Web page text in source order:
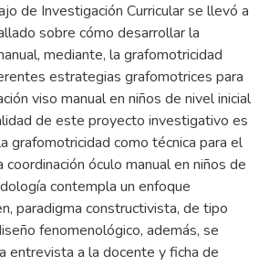
de Investigación Curricular se llevó a
sobre cómo desarrollar la
mediante, la grafomotricidad
estrategias grafomotrices para
viso manual en niños de nivel inicial
de este proyecto investigativo es
grafomotricidad como técnica para el
óculo manual en niños de
contempla un enfoque
paradigma constructivista, de tipo
fenomenológico, además, se
entrevista a la docente y ficha de